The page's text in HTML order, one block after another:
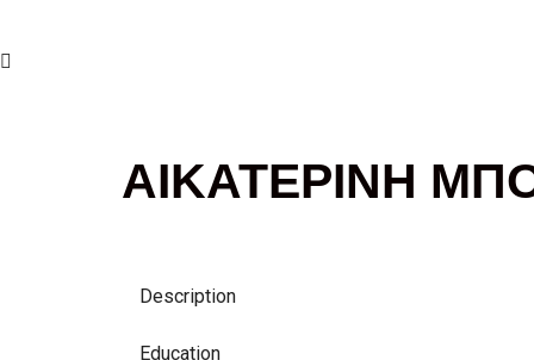
ΑΙΚΑΤΕΡΙΝΗ
Description
Education